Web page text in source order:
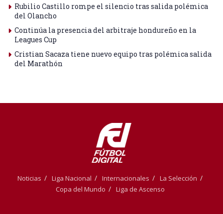
Rubilio Castillo rompe el silencio tras salida polémica
del Olancho
Continúa la presencia del arbitraje hondureño en la
Leagues Cup
Cristian Sacaza tiene nuevo equipo tras polémica salida
del Marathón
Noticias Liga Nacional Internacionales
La Selección
Copa del Mundo
Liga de Ascenso